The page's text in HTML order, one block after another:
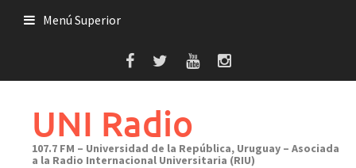
Menú Superior
UNI Radio
107.7 FM – Universidad de la República, Uruguay – Asociada
a la Radio Internacional Universitaria (RIU)